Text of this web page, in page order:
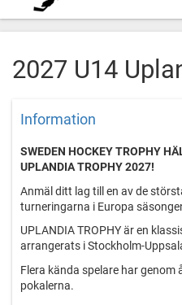
2027 U14
Information
SWEDEN HOCKEY TROPHY
UPLANDIA TROPHY 2027!
Anmäl ditt lag till en av de
turneringarna i Europa
UPLANDIA TROPHY är en
arrangerats i Stockholm-
Flera kända spelare har
pokalerna.